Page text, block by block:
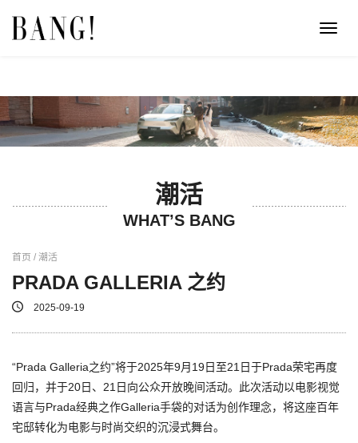
潮活
WHAT’S BANG
首页 / 潮活
PRADA GALLERIA 之约
2025-09-19
“Prada Galleria之约”将于2025年9月19日至21日于Prada荣宅再度
回归，并于20日、21日向公众开放晚间活动。此次活动以电影视觉
语言与Prada经典之作Galleria手袋的对话为创作理念，将这座百年
宅邸转化为电影与时尚交织的沉浸式舞台。